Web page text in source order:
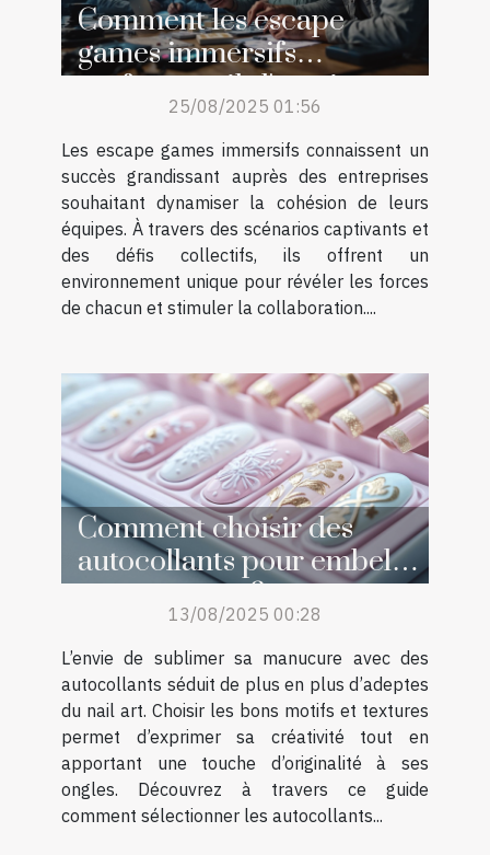
Comment les escape
games immersifs
renforcent-ils l'esprit
d'équipe ?25/08/2025 01:56
Les escape games immersifs connaissent un
succès grandissant auprès des entreprises
souhaitant dynamiser la cohésion de leurs
équipes. À travers des scénarios captivants et
des défis collectifs, ils offrent un
environnement unique pour révéler les forces
de chacun et stimuler la collaboration....
Comment choisir des
autocollants pour embellir
sa manucure ?
13/08/2025 00:28
L’envie de sublimer sa manucure avec des
autocollants séduit de plus en plus d’adeptes
du nail art. Choisir les bons motifs et textures
permet d’exprimer sa créativité tout en
apportant une touche d’originalité à ses
ongles. Découvrez à travers ce guide
comment sélectionner les autocollants...